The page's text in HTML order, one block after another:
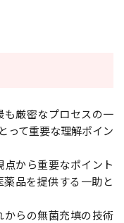
厳密なプロセスの一
って重要な理解ポイン
から重要なポイント
品を提供する一助と
からの無菌充填の技術